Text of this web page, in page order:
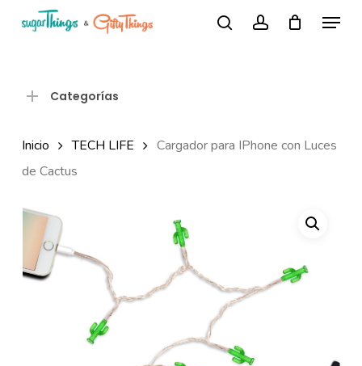
Búsqueda
Menu
Categorías
Inicio TECH LIFE
Cargador para IPhone con Luces
de Cactus